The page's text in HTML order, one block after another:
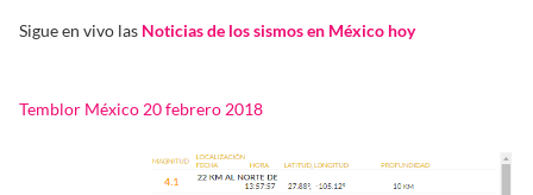
Sigue en vivo las Noticias de los sismos en México hoy
Temblor México 20 febrero 2018